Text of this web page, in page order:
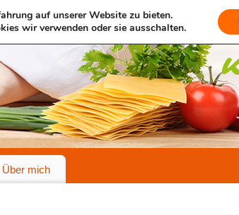
Über mich
auf unserer Website zu bieten.
wir verwenden oder sie ausschalten.